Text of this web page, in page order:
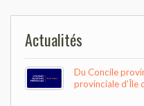
l’article
Actualités
Du Concile
provinciale d’Île